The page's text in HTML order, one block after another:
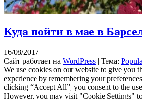
Куда пойти в мае в
16/08/2017
Сайт работает на WordPress | Тема:
We use cookies on our website to give you
experience by remembering your
clicking “Accept All”, you consent to the
However, you may visit "Cookie Settings"